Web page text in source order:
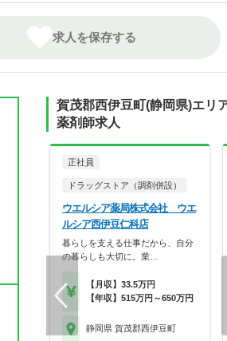
求人を保存する
賀茂郡西伊豆町(静岡県)エリ
薬剤師求人
正社員
ドラッグストア（調剤併設）
ウエルシア薬局株式会社 ウエ
ルシア西伊豆仁科店
暮らしを支える仕事だから、自分
の暮らしも大切に。業…
【月収】33.5万円
【年収】515万円～650万円
静岡県 賀茂郡西伊豆町